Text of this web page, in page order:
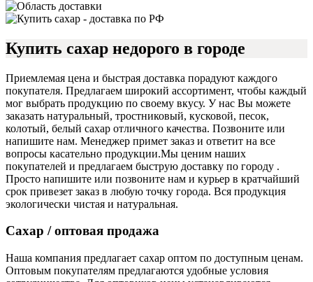
Купить сахар недорого в городе
Приемлемая цена и быстрая доставка порадуют каждого
покупателя. Предлагаем широкий ассортимент, чтобы каждый
мог выбрать продукцию по своему вкусу. У нас Вы можете
заказать натуральный, тростниковый, кусковой, песок,
колотый, белый сахар отличного качества. Позвоните или
напишите нам. Менеджер примет заказ и ответит на все
вопросы касательно продукции.Мы ценим наших
покупателей и предлагаем быструю доставку по городу .
Просто напишите или позвоните нам и курьер в кратчайший
срок привезет заказ в любую точку города. Вся продукция
экологически чистая и натуральная.
Сахар / оптовая продажа
Наша компания предлагает сахар оптом по доступным ценам.
Оптовым покупателям предлагаются удобные условия